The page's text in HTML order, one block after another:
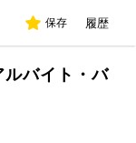
保存 履歴
ルバイト・バ